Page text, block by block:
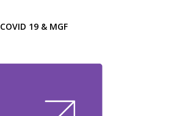
COVID 19 & MGF